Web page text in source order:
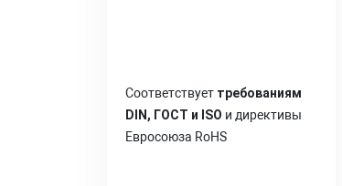
Соответствует требованиям
DIN, ГОСТ и ISO и директивы
Евросоюза RoHS